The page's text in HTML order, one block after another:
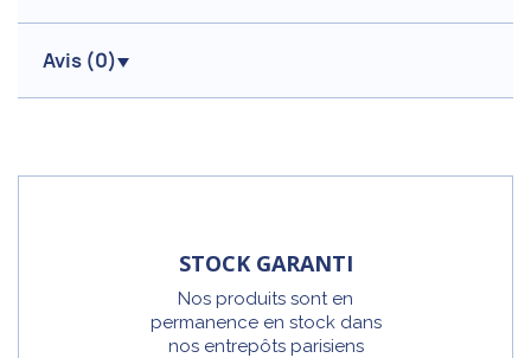
Avis (0)
STOCK GARANTI
Nos produits sont en
permanence en stock dans
nos entrepôts parisiens